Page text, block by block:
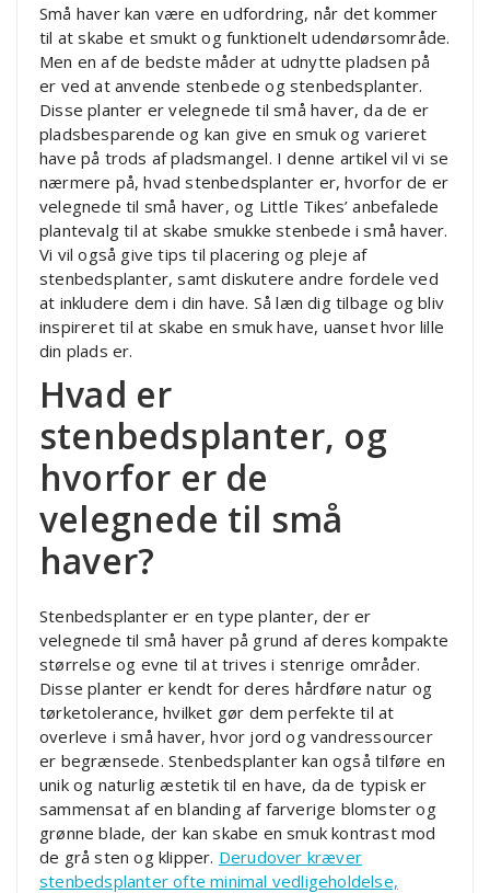
Små haver kan være en udfordring, når det kommer
til at skabe et smukt og funktionelt udendørsområde.
Men en af de bedste måder at udnytte pladsen på
er ved at anvende stenbede og stenbedsplanter.
Disse planter er velegnede til små haver, da de er
pladsbesparende og kan give en smuk og varieret
have på trods af pladsmangel. I denne artikel vil vi se
nærmere på, hvad stenbedsplanter er, hvorfor de er
velegnede til små haver, og Little Tikes’ anbefalede
plantevalg til at skabe smukke stenbede i små haver.
Vi vil også give tips til placering og pleje af
stenbedsplanter, samt diskutere andre fordele ved
at inkludere dem i din have. Så læn dig tilbage og bliv
inspireret til at skabe en smuk have, uanset hvor lille
din plads er.
Hvad er
stenbedsplanter, og
hvorfor er de
velegnede til små
haver?
Stenbedsplanter er en type planter, der er
velegnede til små haver på grund af deres kompakte
størrelse og evne til at trives i stenrige områder.
Disse planter er kendt for deres hårdføre natur og
tørketolerance, hvilket gør dem perfekte til at
overleve i små haver, hvor jord og vandressourcer
er begrænsede. Stenbedsplanter kan også tilføre en
unik og naturlig æstetik til en have, da de typisk er
sammensat af en blanding af farverige blomster og
grønne blade, der kan skabe en smuk kontrast mod
de grå sten og klipper. Derudover kræver
stenbedsplanter ofte minimal vedligeholdelse,